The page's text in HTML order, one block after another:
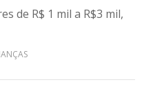
de R$ 1 mil a R$3 mil,